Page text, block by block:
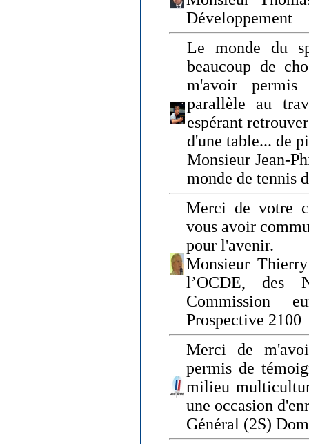
Développement
Le monde du
beaucoup de
m'avoir
parallèle au
espérant
d'une table... de
Monsieur Jean-
monde de tennis
Merci de votre
vous avoir
pour l'avenir.
Monsieur
l’OCDE, des
Commission
Prospective 2100
Merci de
permis de
milieu
une occasion
Général (2S)